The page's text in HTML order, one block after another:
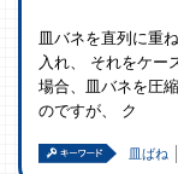
皿バネを直列に重
入れ、 それをケー
場合、皿バネを圧
のですが、 ク
皿ばね